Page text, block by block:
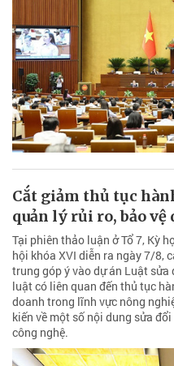
Cắt giảm thủ tục
quản lý rủi ro, bảo
Tại phiên thảo luận ở Tổ 7, Kỳ
hội khóa XVI diễn ra ngày 7/8,
trung góp ý vào dự án Luật sửa
luật có liên quan đến thủ tục
doanh trong lĩnh vực nông
kiến về một số nội dung sửa
công nghệ.